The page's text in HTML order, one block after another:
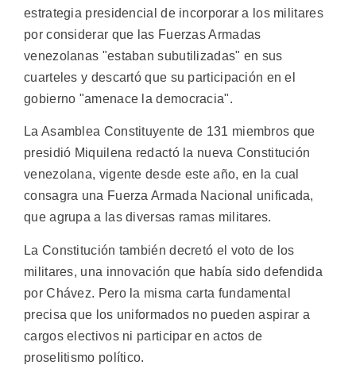
estrategia presidencial de incorporar a los militares
por considerar que las Fuerzas Armadas
venezolanas "estaban subutilizadas" en sus
cuarteles y descartó que su participación en el
gobierno "amenace la democracia".
La Asamblea Constituyente de 131 miembros que
presidió Miquilena redactó la nueva Constitución
venezolana, vigente desde este año, en la cual
consagra una Fuerza Armada Nacional unificada,
que agrupa a las diversas ramas militares.
La Constitución también decretó el voto de los
militares, una innovación que había sido defendida
por Chávez. Pero la misma carta fundamental
precisa que los uniformados no pueden aspirar a
cargos electivos ni participar en actos de
proselitismo político.